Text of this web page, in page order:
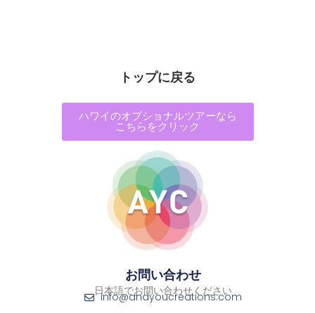
トップに戻る
ハワイのオプショナルツアーなら
こちらをクリック
お問い合わせ
日本語でお問い合わせください
info@andyoucreations.com